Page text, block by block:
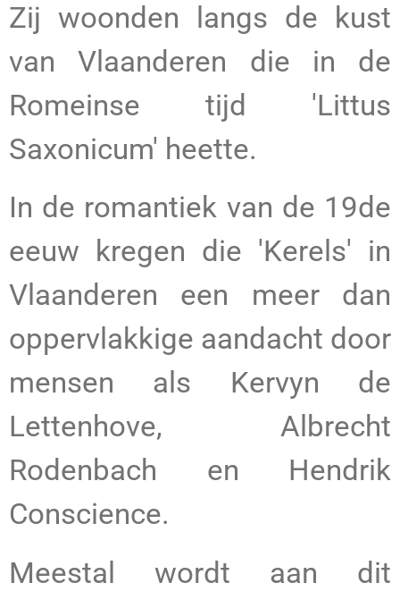
Zij woonden langs de kust
van Vlaanderen die in de
Romeinse tijd 'Littus
Saxonicum' heette.
In de romantiek van de 19de
eeuw kregen die 'Kerels' in
Vlaanderen een meer dan
oppervlakkige aandacht door
mensen als Kervyn de
Lettenhove, Albrecht
Rodenbach en Hendrik
Conscience.
Meestal wordt aan dit